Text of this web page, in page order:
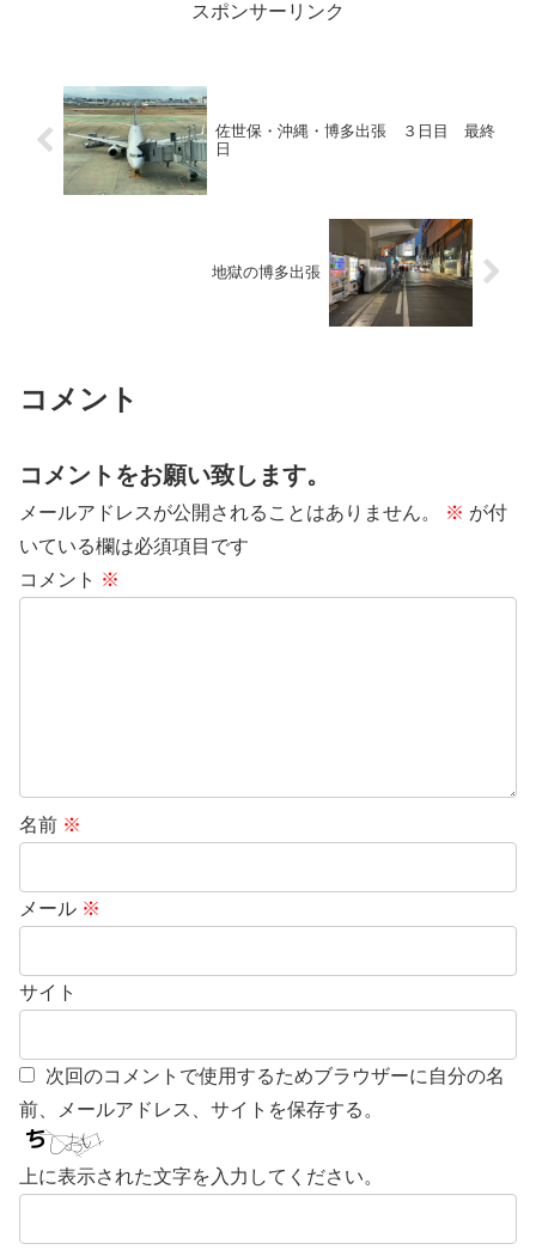
スポンサーリンク
佐世保・沖縄・博多出張 ３日目 最終
日
地獄の博多出張
コメント
コメントをお願い致します。
メールアドレスが公開されることはありません。 ※ が付
いている欄は必須項目です
コメント ※
名前 ※
メール ※
サイト
次回のコメントで使用するためブラウザーに自分の名
前、メールアドレス、サイトを保存する。
上に表示された文字を入力してください。